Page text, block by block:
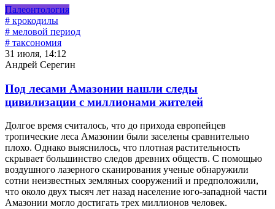
Палеонтология
# крокодилы
# меловой период
# таксономия
31 июля, 14:12
Андрей Серегин
Под лесами Амазонии нашли следы
цивилизации с миллионами жителей
Долгое время считалось, что до прихода европейцев
тропические леса Амазонии были заселены сравнительно
плохо. Однако выяснилось, что плотная растительность
скрывает большинство следов древних обществ. С помощью
воздушного лазерного сканирования ученые обнаружили
сотни неизвестных земляных сооружений и предположили,
что около двух тысяч лет назад население юго-западной части
Амазонии могло достигать трех миллионов человек.